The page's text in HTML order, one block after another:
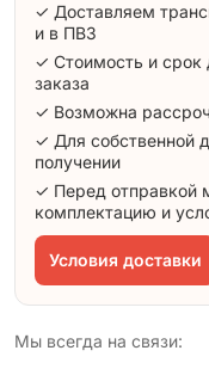
✓ Доставляем
и в ПВЗ
✓ Стоимость и срок
заказа
✓ Возможна
✓ Для собственной
получении
✓ Перед отправкой
комплектацию и
Условия доставки
Мы всегда на связи: